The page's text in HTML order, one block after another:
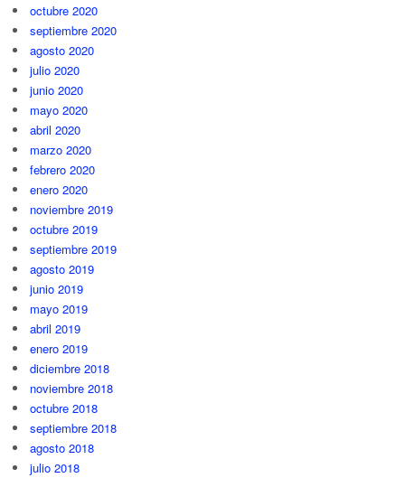
octubre 2020
septiembre 2020
agosto 2020
julio 2020
junio 2020
mayo 2020
abril 2020
marzo 2020
febrero 2020
enero 2020
noviembre 2019
octubre 2019
septiembre 2019
agosto 2019
junio 2019
mayo 2019
abril 2019
enero 2019
diciembre 2018
noviembre 2018
octubre 2018
septiembre 2018
agosto 2018
julio 2018